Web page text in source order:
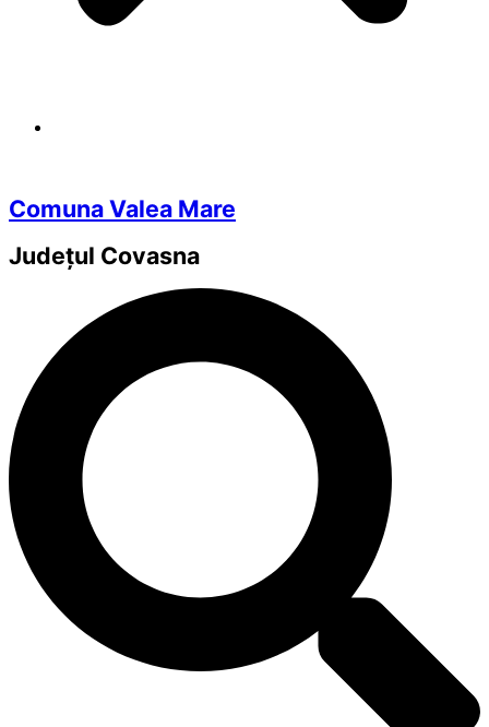
Comuna Valea Mare
Județul Covasna